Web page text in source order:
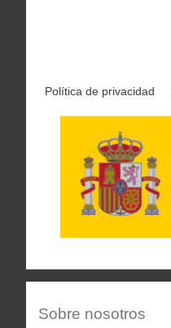
Política de privacidad
Sobre nosotros